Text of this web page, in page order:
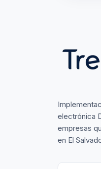
electrónica
empresas
en El